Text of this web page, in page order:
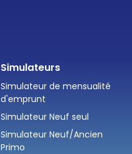
Simulateurs
Simulateur de mensualité
d'emprunt
Simulateur Neuf seul
Simulateur Neuf/Ancien
Primo